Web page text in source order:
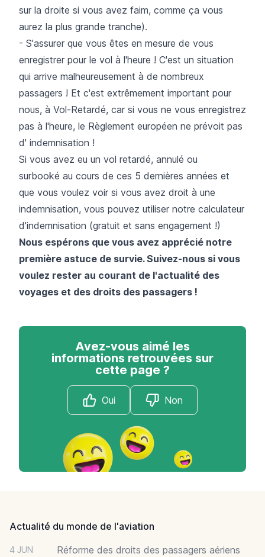
sur la droite si vous avez faim, comme ça vous
aurez la plus grande tranche).
- S'assurer que vous êtes en mesure de vous
enregistrer pour le vol à l'heure ! C'est un situation
qui arrive malheureusement à de nombreux
passagers ! Et c'est extrêmement important pour
nous, à Vol-Retardé, car si vous ne vous enregistrez
pas à l'heure, le Règlement européen ne prévoit pas
d' indemnisation !
Si vous avez eu un vol retardé, annulé ou
surbooké au cours de ces 5 dernières années et
que vous voulez voir si vous avez droit à une
indemnisation, vous pouvez utiliser notre calculateur
d'indemnisation (gratuit et sans engagement !)
Nous espérons que vous avez apprécié notre
première astuce de survie. Suivez-nous si vous
voulez rester au courant de l'actualité des
voyages et des droits des passagers !
Avez-vous aimé les
informations retrouvées sur
cette page ?
Oui Non
Actualité du monde de l'aviation
4 JUN
Réforme des droits des passagers aériens